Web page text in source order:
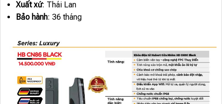
Xuất xứ: Thái Lan
Bảo hành: 36 tháng